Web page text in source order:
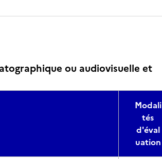
ou audiovisuelle et
Modali
tés
d'éval
uation